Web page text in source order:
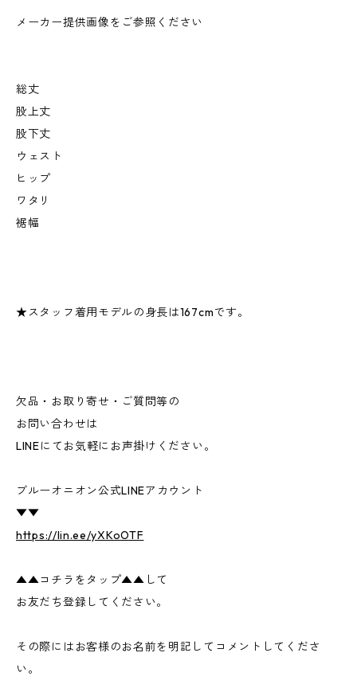
メーカー提供画像をご参照ください
総丈
股上丈
股下丈
ウェスト
ヒップ
ワタリ
裾幅
★スタッフ着用モデルの身長は167cmです。
欠品・お取り寄せ・ご質問等の
お問い合わせは
LINEにてお気軽にお声掛けください。
ブルーオニオン公式LINEアカウント
▼▼
https://lin.ee/yXKoOTF
▲▲コチラをタップ▲▲して
お友だち登録してください。
その際にはお客様のお名前を明記してコメントしてくださ
い。